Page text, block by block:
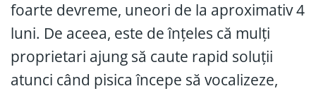
foarte devreme, uneori de la aproximativ 4
luni. De aceea, este de înțeles că mulți
proprietari ajung să caute rapid soluții
atunci când pisica începe să vocalizeze,